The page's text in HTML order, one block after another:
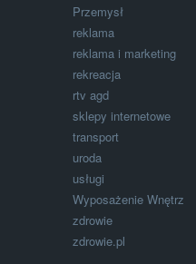
Przemysł
reklama
reklama i marketing
rekreacja
rtv agd
sklepy internetowe
transport
uroda
usługi
Wyposażenie Wnętrz
zdrowie
zdrowie.pl